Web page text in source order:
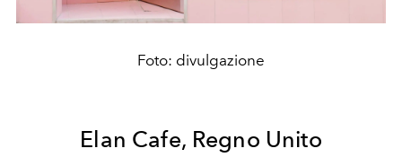
Foto: divulgazione
Elan Cafe, Regno Unito